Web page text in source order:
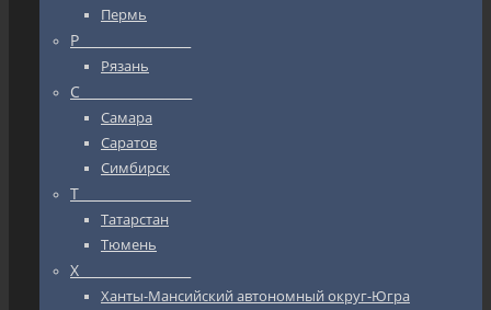
Пермь
Р_________________
Рязань
С_________________
Самара
Саратов
Симбирск
Т_________________
Татарстан
Тюмень
Х_________________
Ханты-Мансийский автономный округ-Югра